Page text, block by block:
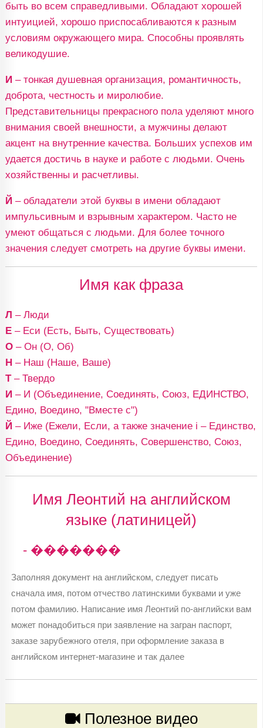
быть во всем справедливыми. Обладают хорошей
интуицией, хорошо приспосабливаются к разным
условиям окружающего мира. Способны проявлять
великодушие.
И – тонкая душевная организация, романтичность,
доброта, честность и миролюбие.
Представительницы прекрасного пола уделяют много
внимания своей внешности, а мужчины делают
акцент на внутренние качества. Больших успехов им
удается достичь в науке и работе с людьми. Очень
хозяйственны и расчетливы.
Й – обладатели этой буквы в имени обладают
импульсивным и взрывным характером. Часто не
умеют общаться с людьми. Для более точного
значения следует смотреть на другие буквы имени.
Имя как фраза
Л – Люди
Е– Еси (Есть, Быть, Существовать)
О– Он (О, Об)
Н– Наш (Наше, Ваше)
Т– Твердо
И – И (Объединение, Соединять, Союз, ЕДИНСТВО,
Едино, Воедино, "Вместе с")
Й – Иже (Ежели, Если, а также значение i – Единство,
Едино, Воедино, Соединять, Совершенство, Союз,
Объединение)
Имя Леонтий на английском
языке (латиницей)
- �������
Заполняя документ на английском, следует писать
сначала имя, потом отчество латинскими буквами и уже
потом фамилию. Написание имя Леонтий по-английски вам
может понадобиться при заявление на загран паспорт,
заказе зарубежного отеля, при оформление заказа в
английском интернет-магазине и так далее
Полезное видео